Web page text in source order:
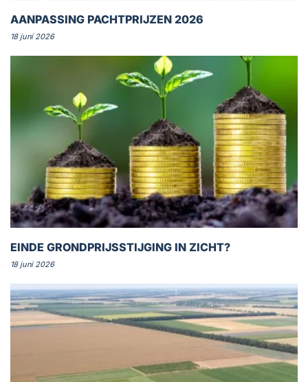
AANPASSING PACHTPRIJZEN 2026
18 juni 2026
EINDE GRONDPRIJSSTIJGING IN ZICHT?
18 juni 2026